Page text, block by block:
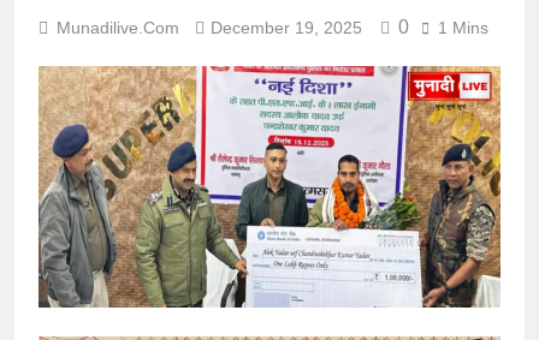
Munadilive.com December 19, 2025 0 1 Mins